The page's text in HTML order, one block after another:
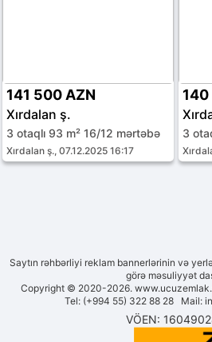
141 500 AZN
Xırdalan ş.
3 otaqlı 93 m² 16/12 mərtəbə
Xırdalan ş., 07.12.2025 16:17
140
3
Saytın rəhbərliyi reklam bannerlərinin və
görə məsuliyyət
Copyright © 2020-2026.
Tel: (+994 55) 322 88 28 Mail:
VÖEN: